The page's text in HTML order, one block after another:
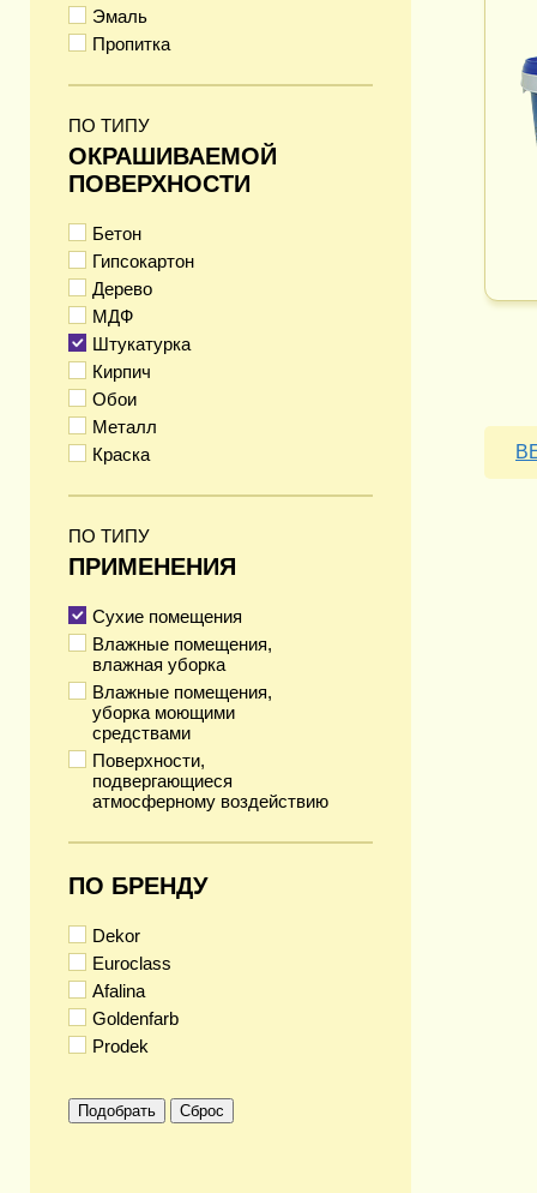
Эмаль
Пропитка
ПО ТИПУ
ОКРАШИВАЕМОЙ
ПОВЕРХНОСТИ
Бетон
Гипсокартон
Дерево
МДФ
Штукатурка
Кирпич
Обои
Металл
Краска
ПО ТИПУ
ПРИМЕНЕНИЯ
Сухие помещения
Влажные помещения,
влажная уборка
Влажные помещения,
уборка моющими
средствами
Поверхности,
подвергающиеся
атмосферному воздействию
ПО БРЕНДУ
Dekor
Euroclass
Afalina
Goldenfarb
Prodek